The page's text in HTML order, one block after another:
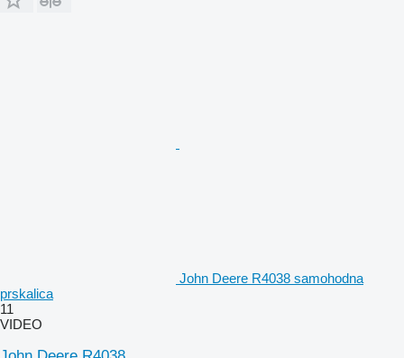
John Deere R4038 samohodna
prskalica
11
VIDEO